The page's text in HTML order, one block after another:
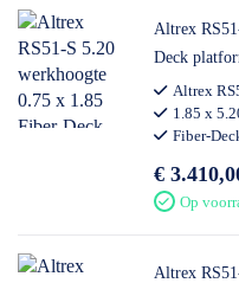
Altrex
Deck
Altrex
1.85 x
Fiber-
€
Op
Altrex